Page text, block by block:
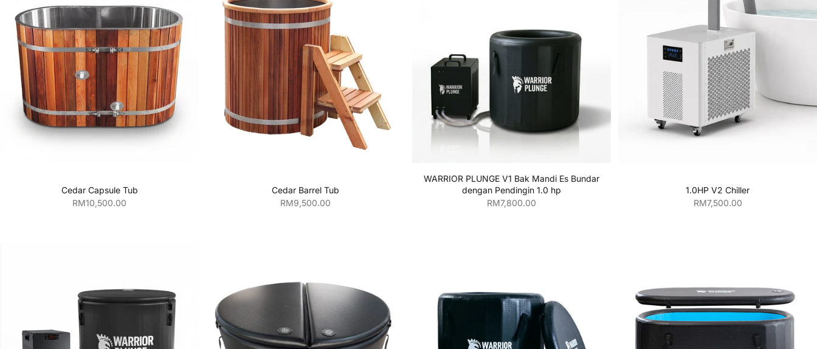
Cedar Capsule Tub
Harga penjualan
RM10,500.00
Cedar Barrel Tub
Harga penjualan
RM9,500.00
WARRIOR PLUNGE V1 Bak Mandi Es Bundar
dengan Pendingin 1.0 hp
Harga penjualan
RM7,800.00
1.0HP V2 Chiller
Harga penjualan
RM7,500.00